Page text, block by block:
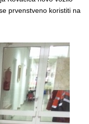
prvenstveno koristiti na